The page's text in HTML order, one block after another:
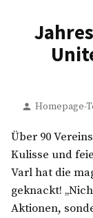
Verfasst
Homepage-
Über 90
Kulisse und
Varl hat die
geknackt!
Aktionen,